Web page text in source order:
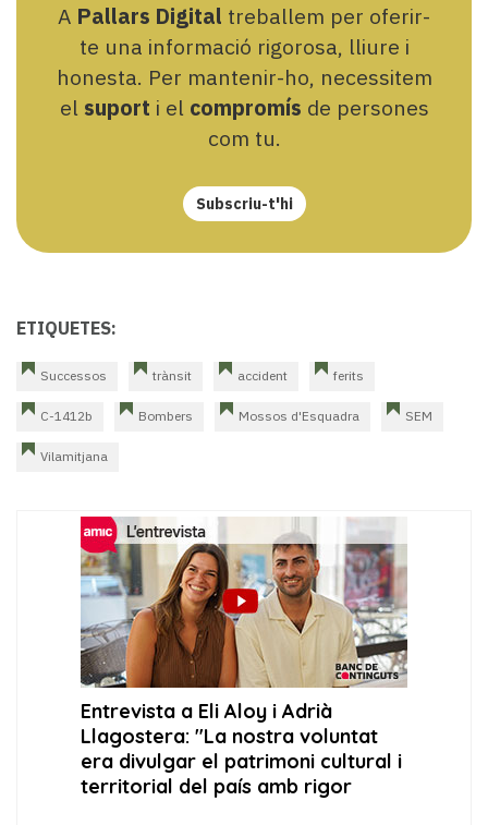
A Pallars Digital treballem per oferir-
te una informació rigorosa, lliure i
honesta. Per mantenir-ho, necessitem
el suport i el compromís de persones
com tu.
Subscriu-t'hi
ETIQUETES:
Successos trànsit accident ferits
C-1412b Bombers Mossos d'Esquadra SEM
Vilamitjana